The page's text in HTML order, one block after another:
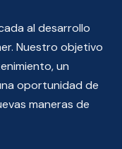
al desarrollo
Nuestro objetivo
un
oportunidad de
maneras de